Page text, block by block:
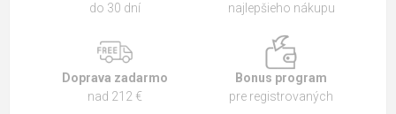
do 30 dní
najlepšieho nákupu
Doprava zadarmo
nad 212 €
Bonus program
pre registrovaných